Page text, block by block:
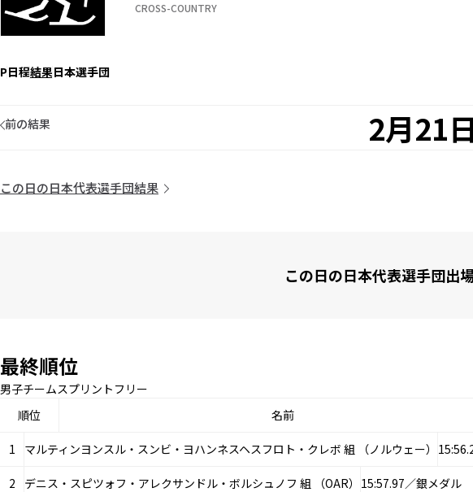
CROSS-COUNTRY
日程結果日本選手団
2月21日
前の結果
この日の日本代表選手団結果
この日の日本代表選手団出
最終順位
男子チームスプリントフリー
順位
名前
1 マルティンヨンスル・スンビ・ヨハンネスヘスフロト・クレボ 組 （ノルウェー）
2 デニス・スピツォフ・アレクサンドル・ボルシュノフ 組 （OAR） 15:57.97／銀メダル